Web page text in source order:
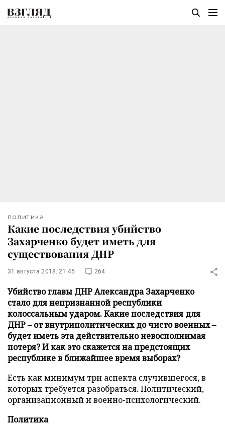
ПОЛИТИКА
Какие последствия убийство
Захарченко будет иметь для
существования ДНР
31 августа 2018, 21:45 264
Убийство главы ДНР Александра Захарченко
стало для непризнанной республики
колоссальным ударом. Какие последствия для
ДНР – от внутриполитических до чисто военных –
будет иметь эта действительно невосполнимая
потеря? И как это скажется на предстоящих
республике в ближайшее время выборах?
Есть как минимум три аспекта случившегося, в
которых требуется разобраться. Политический,
организационный и военно-психологический.
Политика